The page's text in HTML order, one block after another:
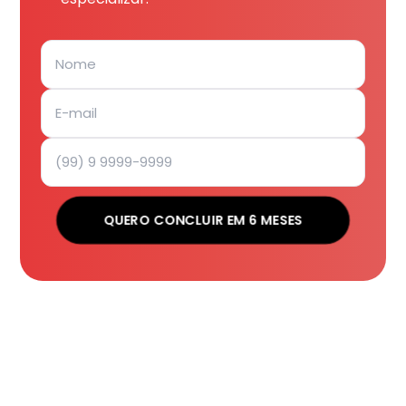
QUERO CONCLUIR EM 6 MESES